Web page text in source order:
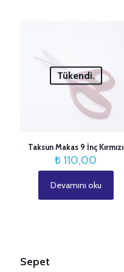
ürün
sayfasından
seçilebilir
Tükendi.
Taksun Makas 9 İnç Kırmızı
₺ 110,00
Devamını oku
Sepet